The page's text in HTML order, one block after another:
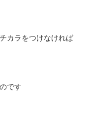
カラをつけなければ
です